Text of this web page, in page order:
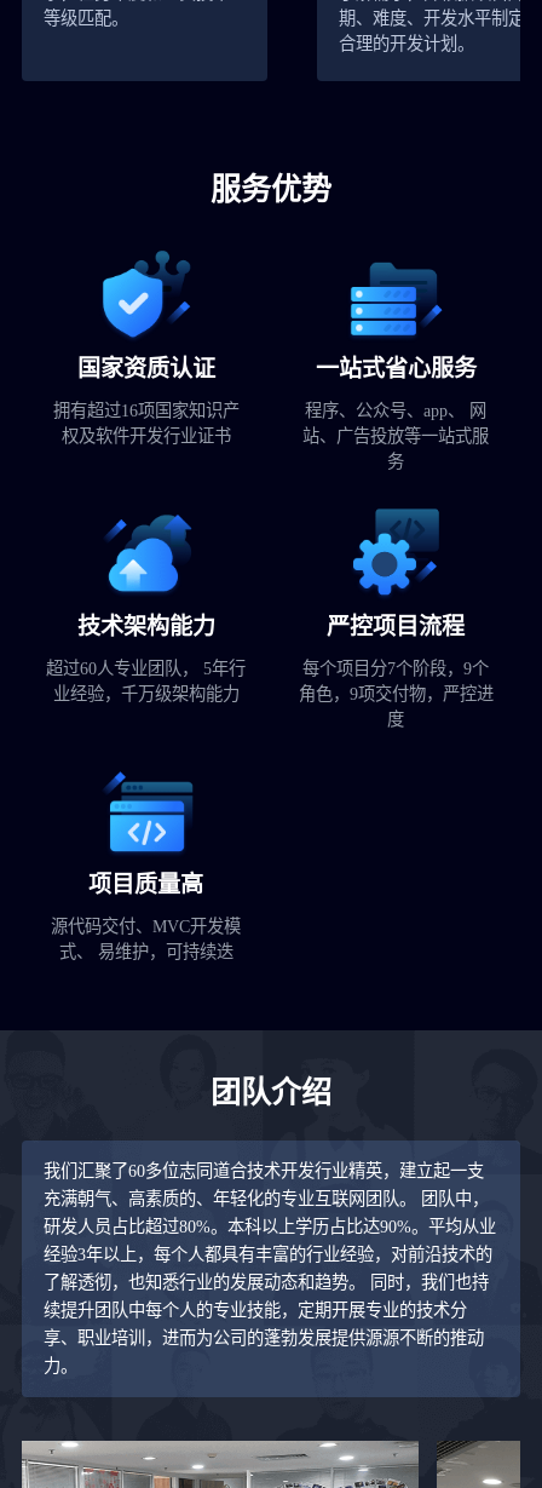
等级匹配。
期、难度、开发水平制定
合理的开发计划。
服务优势
国家资质认证
拥有超过16项国家知识产
权及软件开发行业证书
一站式省心服务
程序、公众号、app、 网
站、广告投放等一站式服
务
技术架构能力
超过60人专业团队， 5年行
业经验，千万级架构能力
严控项目流程
每个项目分7个阶段，9个
角色，9项交付物，严控进
度
项目质量高
源代码交付、MVC开发模
式、 易维护，可持续迭
团队介绍
我们汇聚了60多位志同道合技术开发行业精英，建立起一支
充满朝气、高素质的、年轻化的专业互联网团队。 团队中，
研发人员占比超过80%。本科以上学历占比达90%。平均从业
经验3年以上，每个人都具有丰富的行业经验，对前沿技术的
了解透彻，也知悉行业的发展动态和趋势。 同时，我们也持
续提升团队中每个人的专业技能，定期开展专业的技术分
享、职业培训，进而为公司的蓬勃发展提供源源不断的推动
力。